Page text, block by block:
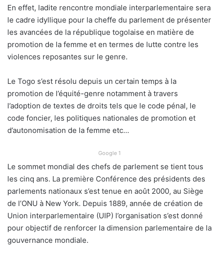
En effet, ladite rencontre mondiale interparlementaire sera
le cadre idyllique pour la cheffe du parlement de présenter
les avancées de la république togolaise en matière de
promotion de la femme et en termes de lutte contre les
violences reposantes sur le genre.
Le Togo s’est résolu depuis un certain temps à la
promotion de l’équité-genre notamment à travers
l’adoption de textes de droits tels que le code pénal, le
code foncier, les politiques nationales de promotion et
d’autonomisation de la femme etc…
Google 1
Le sommet mondial des chefs de parlement se tient tous
les cinq ans. La première Conférence des présidents des
parlements nationaux s’est tenue en août 2000, au Siège
de l’ONU à New York. Depuis 1889, année de création de
Union interparlementaire (UIP) l’organisation s’est donné
pour objectif de renforcer la dimension parlementaire de la
gouvernance mondiale.